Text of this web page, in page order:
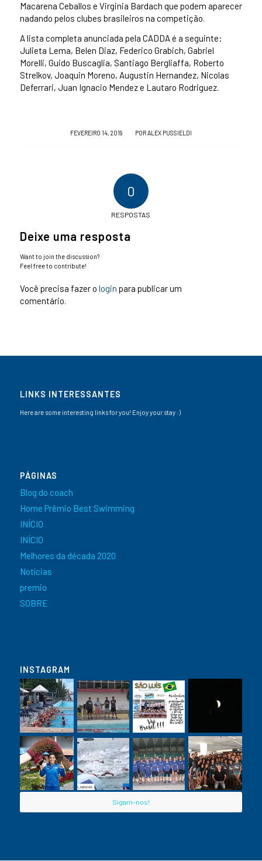
Macarena Ceballos e Virginia Bardach que podem aparecer
nadando pelos clubes brasileiros na competição.
A lista completa anunciada pela CADDA é a seguinte:
Julieta Lema, Belen Diaz, Federico Grabich, Gabriel
Morelli, Guido Buscaglia, Santiago Bergliaffa, Roberto
Strelkov, Joaquin Moreno, Augustin Hernandez, Nicolas
Deferrari, Juan Ignacio Mendez e Lautaro Rodriguez.
FEVEREIRO 14, 2019
/ PORALEX PUSSIELDI
0
RESPOSTAS
Deixe uma resposta
Want to join the discussion?
Feel free to contribute!
Você precisa fazer o login para publicar um
comentário.
LINKS INTERESSANTES
Here are some interesting links for you! Enjoy your stay :)
PÁGINAS
Blog do coach
Home Prêmio Best Swimming
INÍCIO
INÍCIO
Melhores da década 2020
Notícias
premio
SOBRE
INSTAGRAM
Sigam-nos!